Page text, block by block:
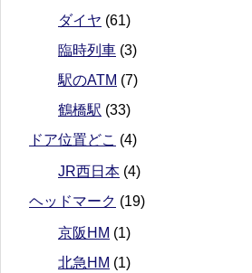
ダイヤ (61)
臨時列車 (3)
駅のATM (7)
鶴橋駅 (33)
ドア位置どこ (4)
JR西日本 (4)
ヘッドマーク (19)
京阪HM (1)
北急HM (1)